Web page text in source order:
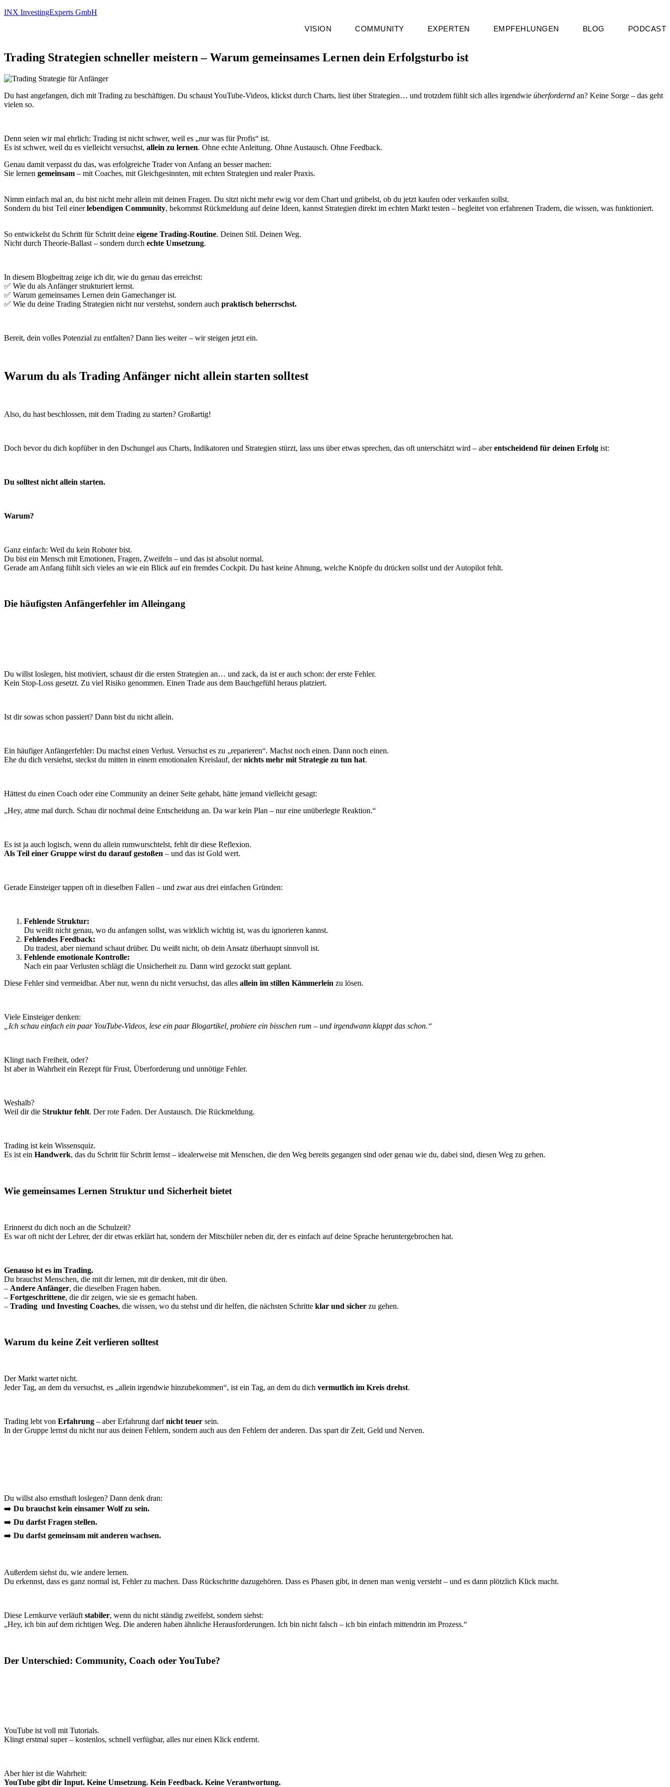
INX InvestingExperts GmbH
VISION
COMMUNITY EXPERTEN EMPFEHLUNGEN BLOG PODCAST
Trading Strategien schneller meistern – Warum gemeinsames Lernen dein Erfolgsturbo ist
Du hast angefangen, dich mit Trading zu beschäftigen. Du schaust YouTube-Videos, klickst durch Charts, liest über Strategien… und trotzdem fühlt sich alles irgendwie überfordernd an? Keine Sorge – das geht
vielen so.
Denn seien wir mal ehrlich: Trading ist nicht schwer, weil es „nur was für Profis“ ist.
Es ist schwer, weil du es vielleicht versuchst, allein zu lernen. Ohne echte Anleitung. Ohne Austausch. Ohne Feedback.
Genau damit verpasst du das, was erfolgreiche Trader von Anfang an besser machen:
Sie lernen gemeinsam – mit Coaches, mit Gleichgesinnten, mit echten Strategien und realer Praxis.
Nimm einfach mal an, du bist nicht mehr allein mit deinen Fragen. Du sitzt nicht mehr ewig vor dem Chart und grübelst, ob du jetzt kaufen oder verkaufen sollst.
Sondern du bist Teil einerlebendigen Community, bekommst Rückmeldung auf deine Ideen, kannst Strategien direkt im echten Markt testen – begleitet von erfahrenen Tradern, die wissen, was funktioniert.
So entwickelst du Schritt für Schritt deine eigene Trading-Routine. Deinen Stil. Deinen Weg.
Nicht durch Theorie-Ballast – sondern durch echte Umsetzung.
In diesem Blogbeitrag zeige ich dir, wie du genau das erreichst:
✅ Wie du als Anfänger strukturiert lernst.
✅ Warum gemeinsames Lernen dein Gamechanger ist.
✅ Wie du deine Trading Strategien nicht nur verstehst, sondern auch praktisch beherrschst.
Bereit, dein volles Potenzial zu entfalten? Dann lies weiter – wir steigen jetzt ein.
Warum du als Trading Anfänger nicht allein starten solltest
Also, du hast beschlossen, mit dem Trading zu starten? Großartig!
Doch bevor du dich kopfüber in den Dschungel aus Charts, Indikatoren und Strategien stürzt, lass uns über etwas sprechen, das oft unterschätzt wird – aberentscheidend für deinen Erfolg ist:
Du solltest nicht allein starten.
Warum?
Ganz einfach: Weil du kein Roboter bist.
Du bist ein Mensch mit Emotionen, Fragen, Zweifeln – und das ist absolut normal.
Gerade am Anfang fühlt sich vieles an wie ein Blick auf ein fremdes Cockpit. Du hast keine Ahnung, welche Knöpfe du drücken sollst und der Autopilot fehlt.
Die häufigsten Anfängerfehler im Alleingang
Du willst loslegen, bist motiviert, schaust dir die ersten Strategien an… und zack, da ist er auch schon: der erste Fehler.
Kein Stop-Loss gesetzt. Zu viel Risiko genommen. Einen Trade aus dem Bauchgefühl heraus platziert.
Ist dir sowas schon passiert? Dann bist du nicht allein.
Ein häufiger Anfängerfehler: Du machst einen Verlust. Versuchst es zu „reparieren“. Machst noch einen. Dann noch einen.
Ehe du dich versiehst, steckst du mitten in einem emotionalen Kreislauf, dernichts mehr mit Strategie zu tun hat.
Hättest du einen Coach oder eine Community an deiner Seite gehabt, hätte jemand vielleicht gesagt:
„Hey, atme mal durch. Schau dir nochmal deine Entscheidung an. Da war kein Plan – nur eine unüberlegte Reaktion.“
Es ist ja auch logisch, wenn du allein rumwurschtelst, fehlt dir diese Reflexion.
Als Teil einer Gruppe wirst du darauf gestoßen – und das ist Gold wert.
Gerade Einsteiger tappen oft in dieselben Fallen – und zwar aus drei einfachen Gründen:
Fehlende Struktur:
Du weißt nicht genau, wo du anfangen sollst, was wirklich wichtig ist, was du ignorieren kannst.
Fehlendes Feedback:
Du tradest, aber niemand schaut drüber. Du weißt nicht, ob dein Ansatz überhaupt sinnvoll ist.
Fehlende emotionale Kontrolle:
Nach ein paar Verlusten schlägt die Unsicherheit zu. Dann wird gezockt statt geplant.
Diese Fehler sind vermeidbar. Aber nur, wenn du nicht versuchst, das alles allein im stillen Kämmerlein zu lösen.
Viele Einsteiger denken:
„Ich schau einfach ein paar YouTube-Videos, lese ein paar Blogartikel, probiere ein bisschen rum – und irgendwann klappt das schon.“
Klingt nach Freiheit, oder?
Ist aber in Wahrheit ein Rezept für Frust, Überforderung und unnötige Fehler.
Weshalb?
Weil dir die Struktur fehlt. Der rote Faden. Der Austausch. Die Rückmeldung.
Trading ist kein Wissensquiz.
Es ist ein Handwerk, das du Schritt für Schritt lernst – idealerweise mit Menschen, die den Weg bereits gegangen sind oder genau wie du, dabei sind, diesen Weg zu gehen.
Wie gemeinsames Lernen Struktur und Sicherheit bietet
Erinnerst du dich noch an die Schulzeit?
Es war oft nicht der Lehrer, der dir etwas erklärt hat, sondern der Mitschüler neben dir, der es einfach auf deine Sprache heruntergebrochen hat.
Genauso ist es im Trading.
Du brauchst Menschen, die mit dir lernen, mit dir denken, mit dir üben.
– Andere Anfänger, die dieselben Fragen haben.
– Fortgeschrittene, die dir zeigen, wie sie es gemacht haben.
– Trading und Investing Coaches, die wissen, wo du stehst und dir helfen, die nächsten Schritte klar und sicher zu gehen.
Warum du keine Zeit verlieren solltest
Der Markt wartet nicht.
Jeder Tag, an dem du versuchst, es „allein irgendwie hinzubekommen“, ist ein Tag, an dem du dich vermutlich im Kreis drehst.
Trading lebt von Erfahrung – aber Erfahrung darfnicht teuer sein.
In der Gruppe lernst du nicht nur aus deinen Fehlern, sondern auch aus den Fehlern der anderen. Das spart dir Zeit, Geld und Nerven.
Du willst also ernsthaft loslegen? Dann denk dran:
➡️ Du brauchst kein einsamer Wolf zu sein.
➡️ Du darfst Fragen stellen.
➡️ Du darfst gemeinsam mit anderen wachsen.
Außerdem siehst du, wie andere lernen.
Du erkennst, dass es ganz normal ist, Fehler zu machen. Dass Rückschritte dazugehören. Dass es Phasen gibt, in denen man wenig versteht – und es dann plötzlich Klick macht.
Diese Lernkurve verläuft stabiler, wenn du nicht ständig zweifelst, sondern siehst:
„Hey, ich bin auf dem richtigen Weg. Die anderen haben ähnliche Herausforderungen. Ich bin nicht falsch – ich bin einfach mittendrin im Prozess.“
Der Unterschied: Community, Coach oder YouTube?
YouTube ist voll mit Tutorials.
Klingt erstmal super – kostenlos, schnell verfügbar, alles nur einen Klick entfernt.
Aber hier ist die Wahrheit:
YouTube gibt dir Input. Keine Umsetzung. Kein Feedback. Keine Verantwortung.